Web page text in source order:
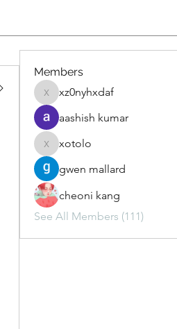
Members
xz0nyhxdaf
xz0nyhxdaf
aashish kumar
xotolo
xotolo
gwen mallard
cheoni kang
See All Members (111)